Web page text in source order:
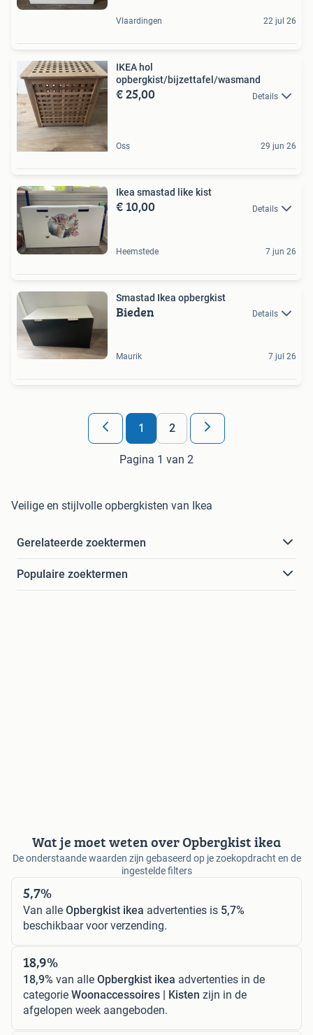
Vlaardingen 22 jul 26
IKEA hol
opbergkist/bijzettafel/wasmand
€ 25,00 Details
Oss 29 jun 26
Ikea smastad like kist
€ 10,00 Details
Heemstede 7 jun 26
Smastad Ikea opbergkist
Bieden Details
Maurik 7 jul 26
1 2
Pagina 1 van 2
Veilige en stijlvolle opbergkisten van Ikea
Gerelateerde zoektermen
Populaire zoektermen
Wat je moet weten over Opbergkist ikea
De onderstaande waarden zijn gebaseerd op je zoekopdracht en de
ingestelde filters
5,7%
Van alle Opbergkist ikea advertenties is 5,7%
beschikbaar voor verzending.
18,9%
18,9% van alle Opbergkist ikea advertenties in de
categorie Woonaccessoires | Kisten zijn in de
afgelopen week aangeboden.